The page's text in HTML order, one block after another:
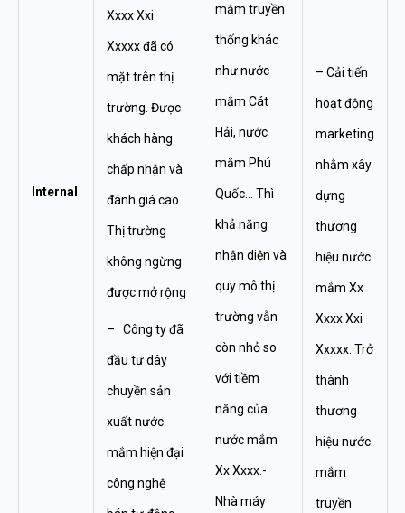
Internal
Xxxx Xxi
Xxxxx đã có
mặt trên thị
trường. Được
khách hàng
chấp nhận và
đánh giá cao.
Thị trường
không ngừng
được mở rộng
– Công ty đã
đầu tư dây
chuyền sản
xuất nước
mắm hiện đại
công nghệ
mắm truyền
thống khác
như nước
mắm Cát
Hải, nước
mắm Phú
Quốc… Thì
khả năng
nhận diện và
quy mô thị
trường vẫn
còn nhỏ so
với tiềm
năng của
nước mắm
Xx Xxxx.-
Nhà máy
– Cải tiến
hoạt động
marketing
nhằm xây
dựng
thương
hiệu nước
mắm Xx
Xxxx Xxi
Xxxxx. Trở
thành
thương
hiệu nước
mắm
truyền